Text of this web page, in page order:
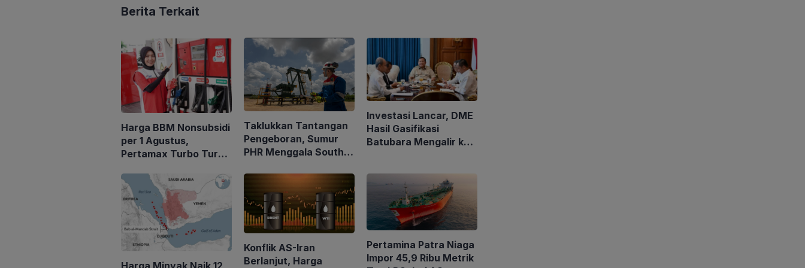
Berita Terkait
Harga BBM Nonsubsidi
per 1 Agustus,
Pertamax Turbo Turun
Taklukkan Tantangan
Pengeboran, Sumur
PHR Menggala South-
2.035 BOPD
Investasi Lancar, DME
Hasil Gasifikasi
Batubara Mengalir ke
Harga Minyak Naik 12
Konflik AS-Iran
Berlanjut, Harga
Pertamina Patra Niaga
Impor 45,9 Ribu Metrik